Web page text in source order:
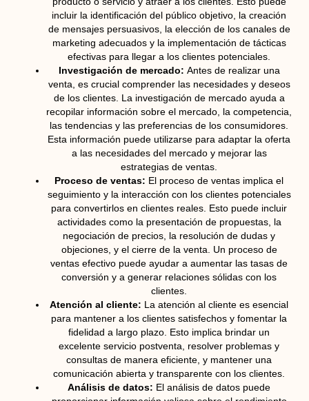
incluir la identificación del público objetivo, la creación
de mensajes persuasivos, la elección de los canales de
marketing adecuados y la implementación de tácticas
efectivas para llegar a los clientes potenciales.
Investigación de mercado: Antes de realizar una
venta, es crucial comprender las necesidades y deseos
de los clientes. La investigación de mercado ayuda a
recopilar información sobre el mercado, la competencia,
las tendencias y las preferencias de los consumidores.
Esta información puede utilizarse para adaptar la oferta
a las necesidades del mercado y mejorar las
estrategias de ventas.
Proceso de ventas: El proceso de ventas implica el
seguimiento y la interacción con los clientes potenciales
para convertirlos en clientes reales. Esto puede incluir
actividades como la presentación de propuestas, la
negociación de precios, la resolución de dudas y
objeciones, y el cierre de la venta. Un proceso de
ventas efectivo puede ayudar a aumentar las tasas de
conversión y a generar relaciones sólidas con los
clientes.
Atención al cliente: La atención al cliente es esencial
para mantener a los clientes satisfechos y fomentar la
fidelidad a largo plazo. Esto implica brindar un
excelente servicio postventa, resolver problemas y
consultas de manera eficiente, y mantener una
comunicación abierta y transparente con los clientes.
Análisis de datos: El análisis de datos puede